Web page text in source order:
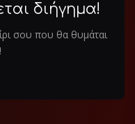
διήγημα!
σου που θα θυμάται